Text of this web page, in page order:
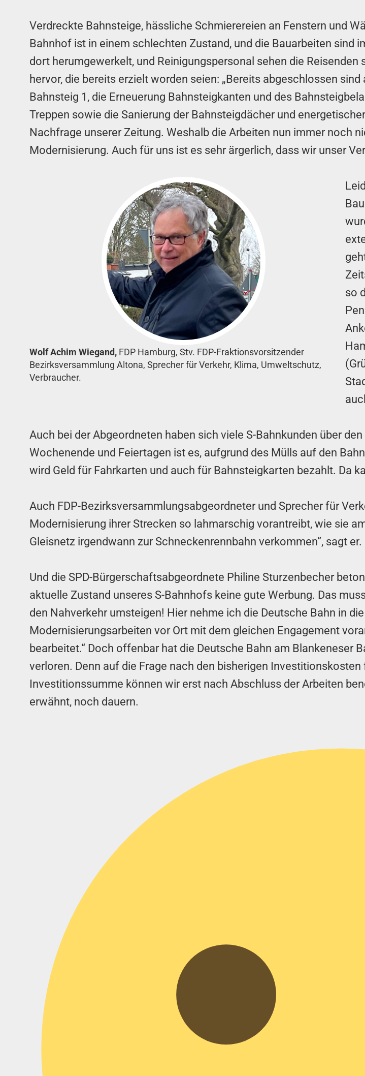
Verdreckte Bahnsteige, hässliche Schmierereien an Fenstern und
Bahnhof ist in einem schlechten Zustand, und die Bauarbeiten
dort herumgewerkelt, und Reinigungspersonal sehen die
hervor, die bereits erzielt worden seien: „Bereits abgeschlossen
Bahnsteig 1, die Erneuerung Bahnsteigkanten und des
Treppen sowie die Sanierung der Bahnsteigdächer und
Nachfrage unserer Zeitung. Weshalb die Arbeiten nun immer noch
Modernisierung. Auch für uns ist es sehr ärgerlich, dass wir unser
Wolf Achim Wiegand, FDP Hamburg, Stv. FDP-Fraktionsvorsitzender
Bezirksversammlung Altona, Sprecher für Verkehr, Klima, Umweltschutz,
Verbraucher.
so
Auch bei der Abgeordneten haben sich viele S-Bahnkunden über
Wochenende und Feiertagen ist es, aufgrund des Mülls auf den
wird Geld für Fahrkarten und auch für Bahnsteigkarten bezahlt. Da
Auch FDP-Bezirksversammlungsabgeordneter und Sprecher für
Modernisierung ihrer Strecken so lahmarschig vorantreibt, wie sie
Gleisnetz irgendwann zur Schneckenrennbahn verkommen“, sagt er.
Und die SPD-Bürgerschaftsabgeordnete Philine Sturzenbecher
aktuelle Zustand unseres S-Bahnhofs keine gute Werbung. Das
den Nahverkehr umsteigen! Hier nehme ich die Deutsche Bahn in
Modernisierungsarbeiten vor Ort mit dem gleichen Engagement
bearbeitet.“ Doch offenbar hat die Deutsche Bahn am Blankeneser
verloren. Denn auf die Frage nach den bisherigen
Investitionssumme können wir erst nach Abschluss der Arbeiten
erwähnt, noch dauern.